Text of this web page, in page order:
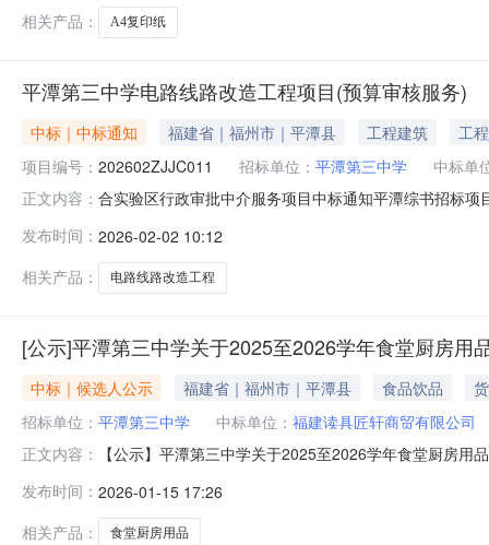
相关产品：
A4复印纸
平潭第三中学电路线路改造工程项目(预算审核服务)
中标｜中标通知 福建省｜福州市｜平潭县 工程建筑
工程
项目编号： 202602ZJJC011 招标单位： 平潭第三中学
中标单
正文内容： 合实验区行政审批中介服务项目中标通知平潭综书招标
限为30个日历天项目服务标准及质量要求：符合现行国
发布时间： 2026-02-02 10:12
相关产品：
电路线路改造工程
[公示]平潭第三中学关于2025至2026学年食堂厨房
中标｜候选人公示 福建省｜福州市｜平潭县 食品饮品
招标单位： 平潭第三中学 中标单位： 福建读具匠轩商贸有限公司
正文内容：
【公示】平潭第三中学关于2025至2026学年食堂厨房
业局和学校相关采购的文件精神，2026年1月4日，学校
候选人：平潭
发布时间： 2026-01-15 17:26
相关产品：
食堂厨房用品